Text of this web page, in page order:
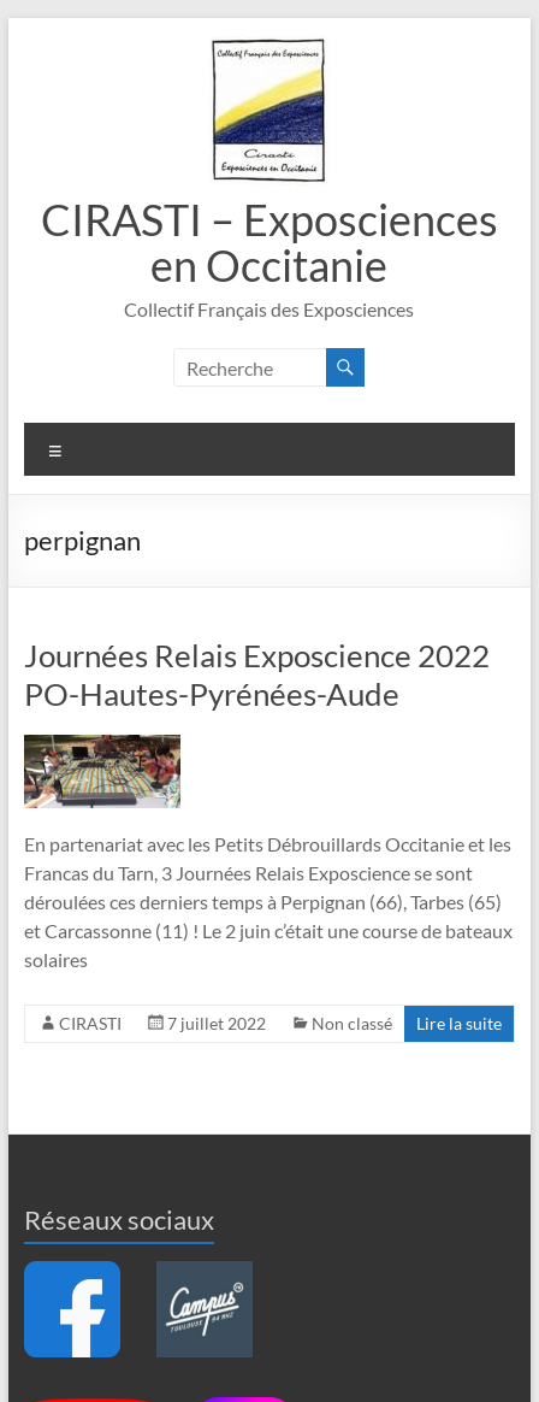
CIRASTI – Exposciences
en Occitanie
Collectif Français des Exposciences
perpignan
Journées Relais Exposcience 2022
PO-Hautes-Pyrénées-Aude
En partenariat avec les Petits Débrouillards Occitanie et les
Francas du Tarn, 3 Journées Relais Exposcience se sont
déroulées ces derniers temps à Perpignan (66), Tarbes (65)
et Carcassonne (11) ! Le 2 juin c’était une course de bateaux
solaires
CIRASTI 7 juillet 2022 Non classé Lire la suite
Réseaux sociaux